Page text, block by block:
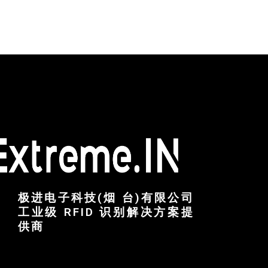
极进电子科技(烟 台)有限公司
工业级 RFID 识别解决方案提
供商